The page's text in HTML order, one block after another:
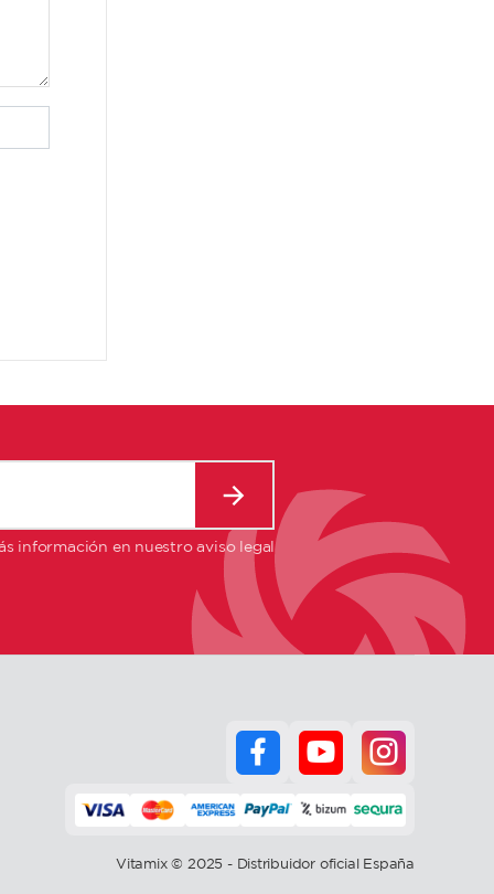
información en nuestro aviso legal
Vitamix © 2025 - Distribuidor oficial España